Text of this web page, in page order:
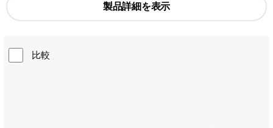
製品詳細を表示
比較